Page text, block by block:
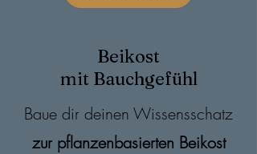
Beikost
mit Bauchgefühl
Baue dir deinen Wissensschatz
zur pflanzenbasierten Beikost